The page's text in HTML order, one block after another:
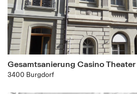
Gesamtsanierung Casino
3400 Burgdorf